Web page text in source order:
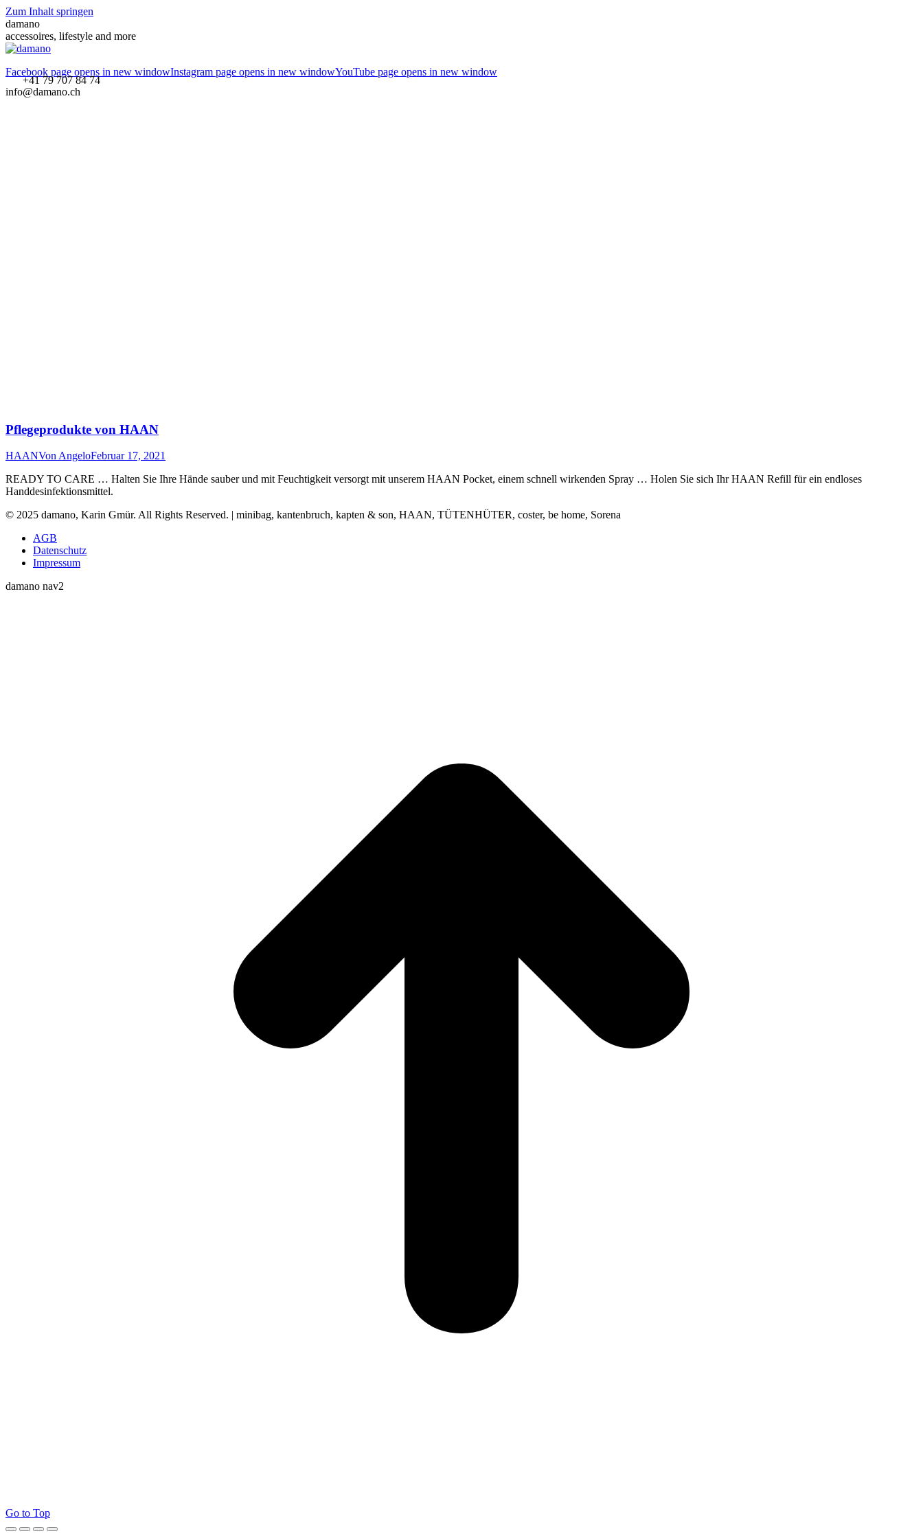
Zum Inhalt springen
damano
accessoires, lifestyle and more
Facebook page opens in new windowInstagram page opens in new windowYouTube page opens in new window
+41 79 707 84 74
info@damano.ch
Pflegeprodukte von HAAN
HAANVonAngeloFebruar 17, 2021
READY TO CARE … Halten Sie Ihre Hände sauber und mit Feuchtigkeit versorgt mit unserem HAAN Pocket, einem schnell wirkenden Spray … Holen Sie sich Ihr HAAN Refill für ein endloses
Handdesinfektionsmittel.
© 2025 damano, Karin Gmür. All Rights Reserved. | minibag, kantenbruch, kapten & son, HAAN, TÜTENHÜTER, coster, be home, Sorena
AGB
Datenschutz
Impressum
damano nav2
Go to Top